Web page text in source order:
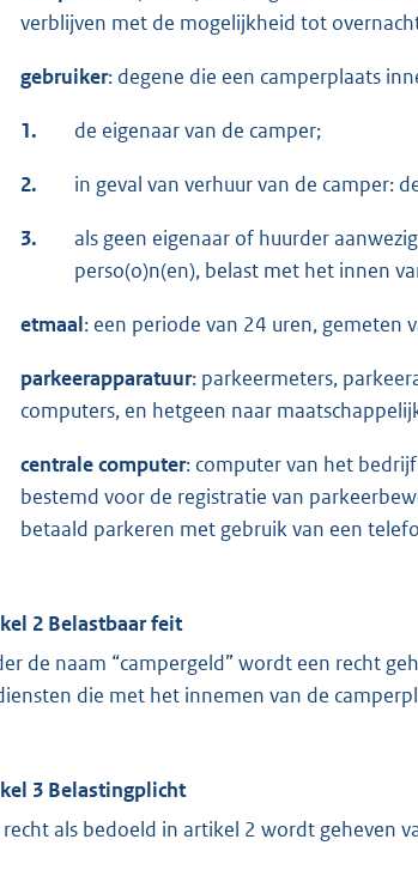
verblijven met de mogelijkheid tot
gebruiker: degene die een camperplaats
1. de eigenaar van de camper;
2. in geval van verhuur van de camper:
3.
als geen eigenaar of huurder
perso(o)n(en), belast met het innen
etmaal: een periode van 24 uren, gemeten
parkeerapparatuur: parkeermeters,
computers, en hetgeen naar
centrale computer: computer van het
bestemd voor de registratie van
betaald parkeren met gebruik van een
2 Belastbaar feit
de naam “campergeld” wordt een recht
die met het innemen van de
3 Belastingplicht
als bedoeld in artikel 2 wordt geheven